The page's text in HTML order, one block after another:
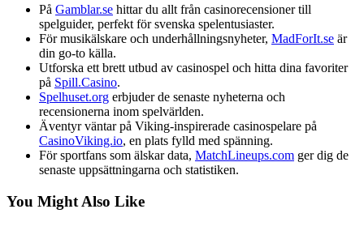
På Gamblar.se hittar du allt från casinorecensioner till
spelguider, perfekt för svenska spelentusiaster.
För musikälskare och underhållningsnyheter, MadForIt.se är
din go-to källa.
Utforska ett brett utbud av casinospel och hitta dina favoriter
på Spill.Casino.
Spelhuset.org erbjuder de senaste nyheterna och
recensionerna inom spelvärlden.
Äventyr väntar på Viking-inspirerade casinospelare på
CasinoViking.io, en plats fylld med spänning.
För sportfans som älskar data, MatchLineups.com ger dig de
senaste uppsättningarna och statistiken.
You Might Also Like